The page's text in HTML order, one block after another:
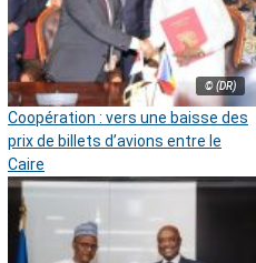
© (DR)
Coopération : vers une baisse des
prix de billets d’avions entre le
Caire